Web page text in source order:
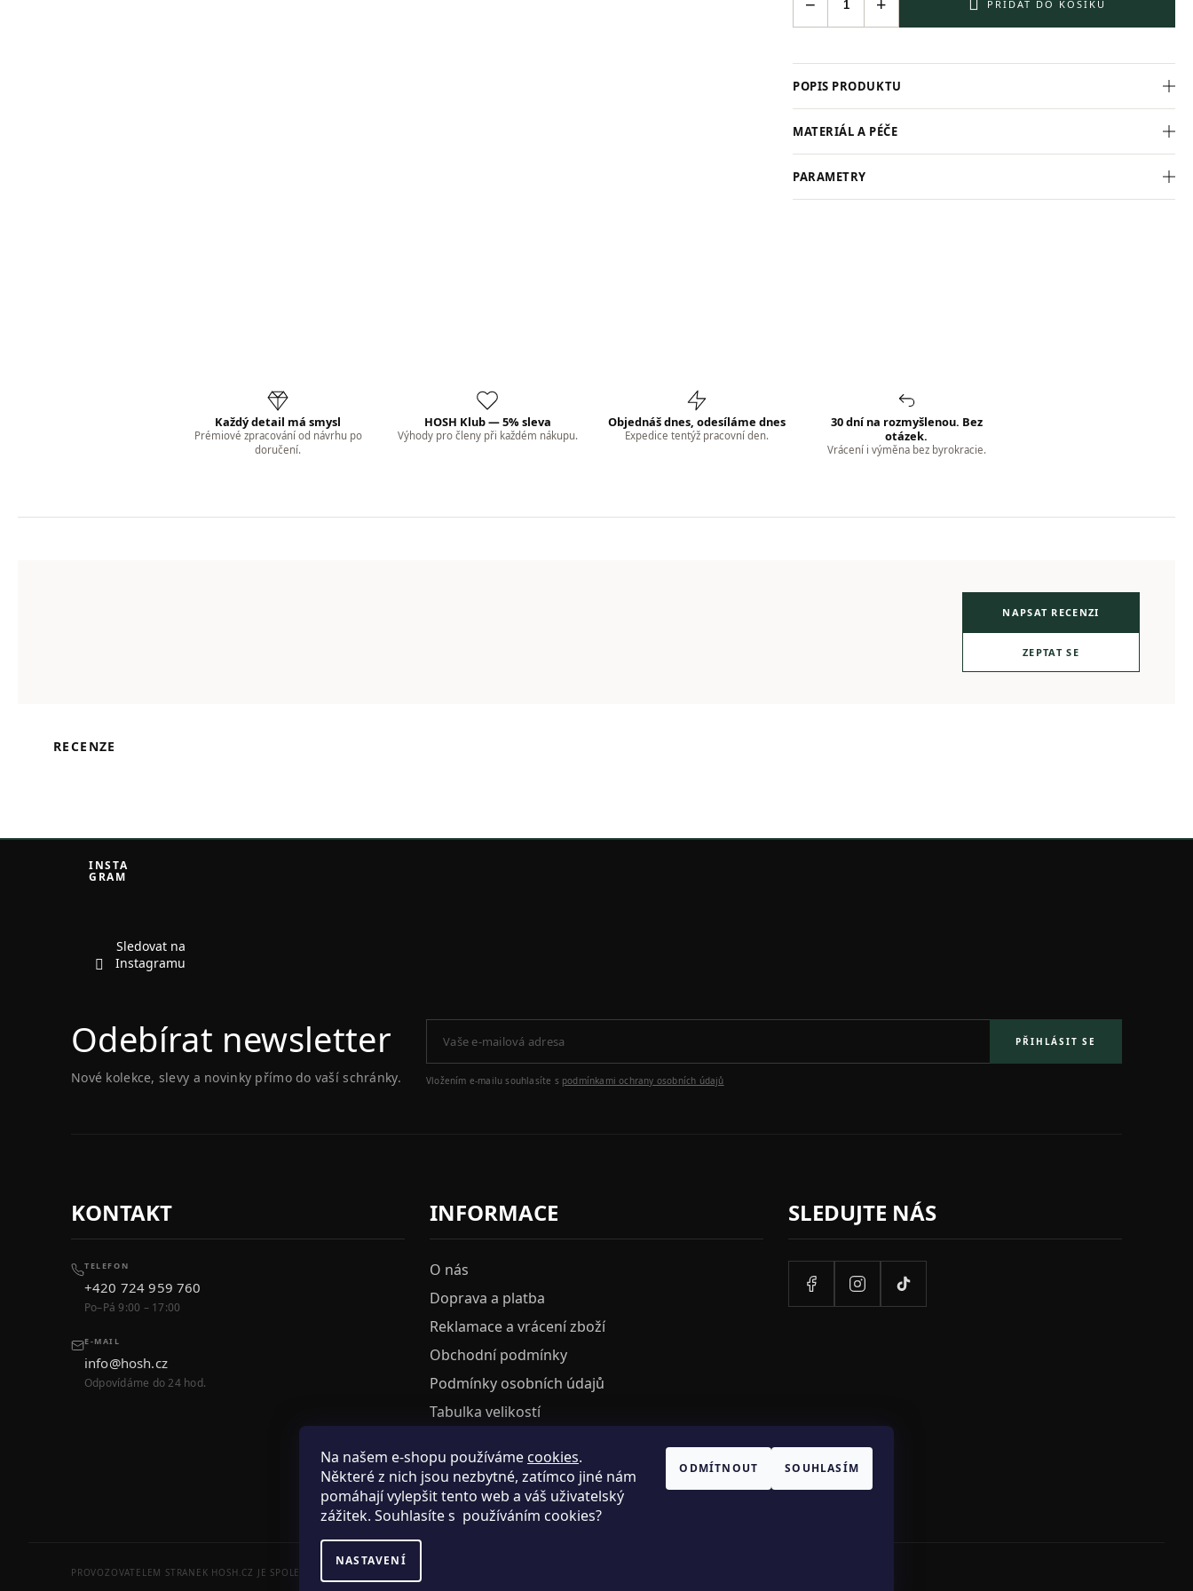
Na našem e-shopu používáme cookies.
Některé z nich jsou nezbytné, zatímco jiné nám
pomáhají vylepšit tento web a váš uživatelský
zážitek. Souhlasíte s používáním cookies?
NASTAVENÍ
ODMÍTNOUT SOUHLASÍM
PŘIDAT DO KOŠÍKU
POPIS PRODUKTU
MATERIÁL A PÉČE
PARAMETRY
Každý detail má smysl
Prémiové zpracování od návrhu po
doručení.
HOSH Klub — 5% sleva
Výhody pro členy při každém nákupu.
Objednáš dnes, odesíláme dnes
Expedice tentýž pracovní den.
30 dní na rozmyšlenou. Bez
otázek.
Vrácení i výměna bez byrokracie.
NAPSAT RECENZI
ZEPTAT SE
RECENZE
INSTA
GRAM
Sledovat na
Instagramu
Odebírat newsletter
Nové kolekce, slevy a novinky přímo do vaší schránky.
PŘIHLÁSIT SE
Vložením e-mailu souhlasíte s podmínkami ochrany osobních údajů
KONTAKT
TELEFON
+420 724 959 760
Po–Pá 9:00 – 17:00
E-MAIL
info@hosh.cz
Odpovídáme do 24 hod.
INFORMACE
O nás
Doprava a platba
Reklamace a vrácení zboží
Obchodní podmínky
Podmínky osobních údajů
Tabulka velikostí
HOSH KLUB
VELKOOBCHOD
SLEDUJTE NÁS
PROVOZOVATELEM STRANEK HOSH.CZ JE SPOLECNOST PAK FASHION S.R.O., IC: 25774701.